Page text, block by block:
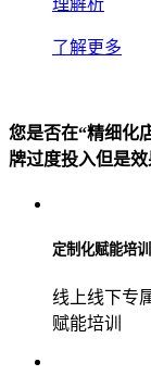
理解析
了解更多
您是否在“精细化
牌过度投入但是效
定制化赋能培
线上线下专
赋能培训